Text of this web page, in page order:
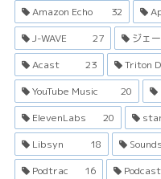
Amazon Echo
32
J-WAVE
27 ジェ
Acast
23 Triton
YouTube Music
20
ElevenLabs
20
Libsyn
18
Podtrac
16